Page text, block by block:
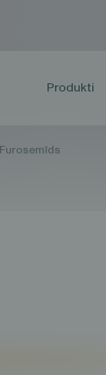
Produkti
Furosemīds